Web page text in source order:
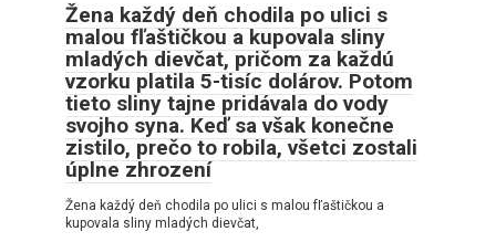
Žena každý deň chodila po ulici s
malou fľaštičkou a kupovala sliny
mladých dievčat, pričom za každú
vzorku platila 5-tisíc dolárov. Potom
tieto sliny tajne pridávala do vody
svojho syna. Keď sa však konečne
zistilo, prečo to robila, všetci zostali
úplne zhrození
Žena každý deň chodila po ulici s malou fľaštičkou a
kupovala sliny mladých dievčat,